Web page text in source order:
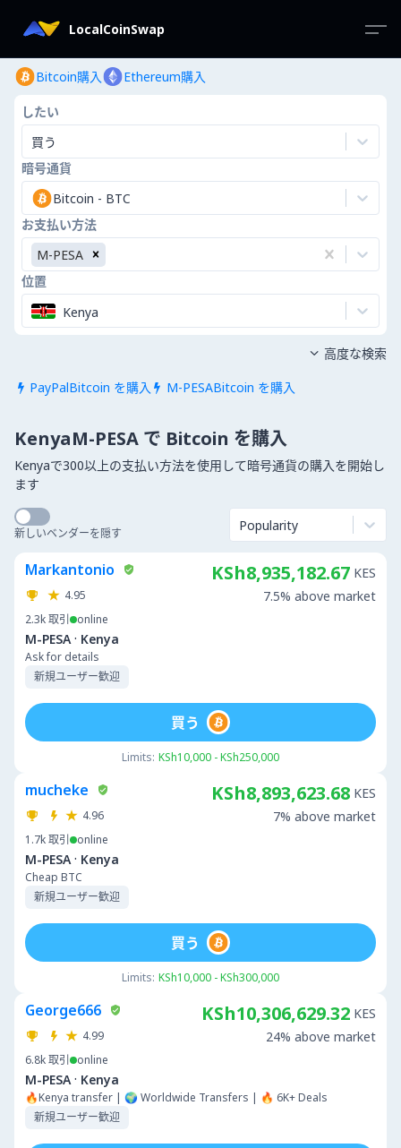
LocalCoinSwap
Bitcoin購入 Ethereum購入
したい
買う
暗号通貨
Bitcoin - BTC
お支払い方法
M-PESA
位置
Kenya
 PayPalBitcoin を購入  M-PESABitcoin を購入
 高度な検索
KenyaM-PESA で Bitcoin を購入
Kenyaで300以上の支払い方法を使用して暗号通貨の購入を開始し
ます
新しいベンダーを隠す Popularity
Markantonio
4.95
2.3k取引 online
M-PESA · Kenya
Ask for details
新規ユーザー歓迎
KSh8,935,182.67 KES
7.5% above market
Limits: KSh10,000 - KSh250,000
買う
mucheke
4.96
1.7k取引 online
M-PESA · Kenya
Cheap BTC
新規ユーザー歓迎
KSh8,893,623.68 KES
7% above market
Limits: KSh10,000 - KSh300,000
買う
George666
4.99
6.8k取引 online
M-PESA · Kenya
🔥Kenya transfer | 🌍 Worldwide Transfers | 🔥 6K+ Deals
新規ユーザー歓迎
KSh10,306,629.32 KES
24% above market